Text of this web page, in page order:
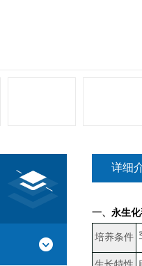
详细
一、 永生
培养条件